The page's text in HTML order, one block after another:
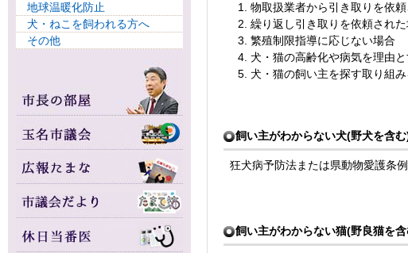
地球温暖化防止
犬・ねこを飼われる方へ
その他
物取扱業者から引き取りを依
繰り返し引き取りを依頼され
繁殖制限指導に応じない場合
犬・猫の高齢化や病気を理由
犬・猫の飼い主を探す取り組
飼い主がわからない犬(野犬を含む
狂犬病予防法または県動物愛護条
飼い主がわからない猫(野良猫を